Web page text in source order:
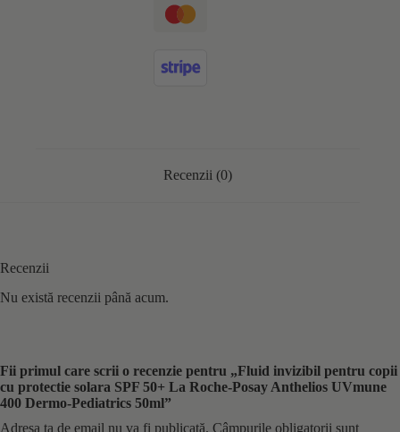
Recenzii (0)
Recenzii
Nu există recenzii până acum.
Fii primul care scrii o recenzie pentru „Fluid invizibil pentru copii
cu protectie solara SPF 50+ La Roche-Posay Anthelios UVmune
400 Dermo‑Pediatrics 50ml”
Adresa ta de email nu va fi publicată. Câmpurile obligatorii sunt